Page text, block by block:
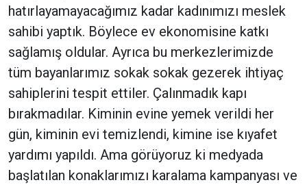
hatırlayamayacağımız kadar kadınımızı meslek
sahibi yaptık. Böylece ev ekonomisine katkı
sağlamış oldular. Ayrıca bu merkezlerimizde
tüm bayanlarımız sokak sokak gezerek ihtiyaç
sahiplerini tespit ettiler. Çalınmadık kapı
bırakmadılar. Kiminin evine yemek verildi her
gün, kiminin evi temizlendi, kimine ise kıyafet
yardımı yapıldı. Ama görüyoruz ki medyada
başlatılan konaklarımızı karalama kampanyası ve